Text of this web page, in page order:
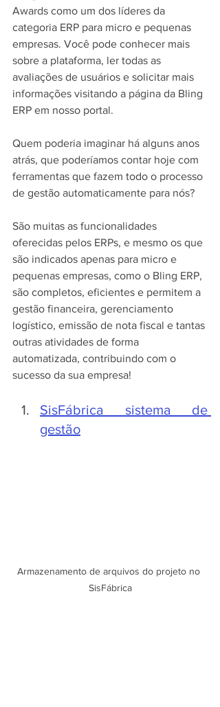
Awards como um dos líderes da
categoria ERP para micro e pequenas
empresas. Você pode conhecer mais
sobre a plataforma, ler todas as
avaliações de usuários e solicitar mais
informações visitando a página da Bling
ERP em nosso portal.
Quem poderia imaginar há alguns anos
atrás, que poderíamos contar hoje com
ferramentas que fazem todo o processo
de gestão automaticamente para nós?
São muitas as funcionalidades
oferecidas pelos ERPs, e mesmo os que
são indicados apenas para micro e
pequenas empresas, como o Bling ERP,
são completos, eficientes e permitem a
gestão financeira, gerenciamento
logístico, emissão de nota fiscal e tantas
outras atividades de forma
automatizada, contribuindo com o
sucesso da sua empresa!
SisFábrica sistema de
gestão
Armazenamento de arquivos do projeto no
SisFábrica